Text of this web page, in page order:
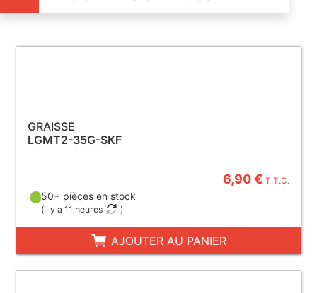
GRAISSE
LGMT2-35G-SKF
6,90 €T.T.C.
50+ pièces en stock
(il y a 11 heures )
AJOUTER AU PANIER